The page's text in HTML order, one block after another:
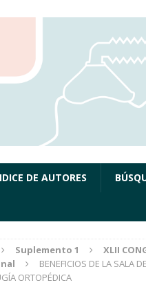
DE AUTORES
Suplemento 1
XLII
BENEFICIOS DE LA SALA
ORTOPÉDICA